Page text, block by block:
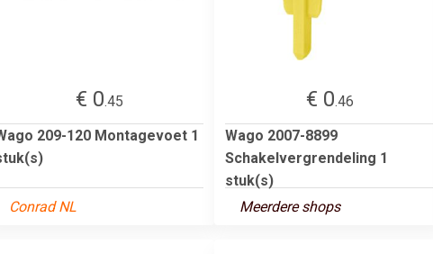
€ 0.45
209-120 Montagevoet 1
Conrad NL
€ 0.46
Wago 2007-8899
Schakelvergrendeling 1
stuk(s)
Meerdere shops